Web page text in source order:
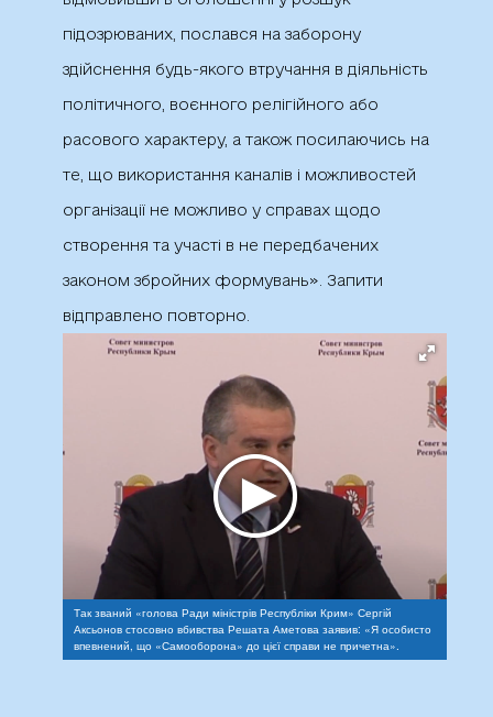
підозрюваних, послався на заборону
здійснення будь-якого втручання в діяльність
політичного, воєнного релігійного або
расового характеру, а також посилаючись на
те, що використання каналів і можливостей
організації не можливо у справах щодо
створення та участі в не передбачених
законом збройних формувань». Запити
відправлено повторно.
Так званий «голова Ради міністрів Республіки Крим» Сергій
Аксьонов стосовно вбивства Решата Аметова заявив: «Я особисто
впевнений, що «Самооборона» до цієї справи не причетна».